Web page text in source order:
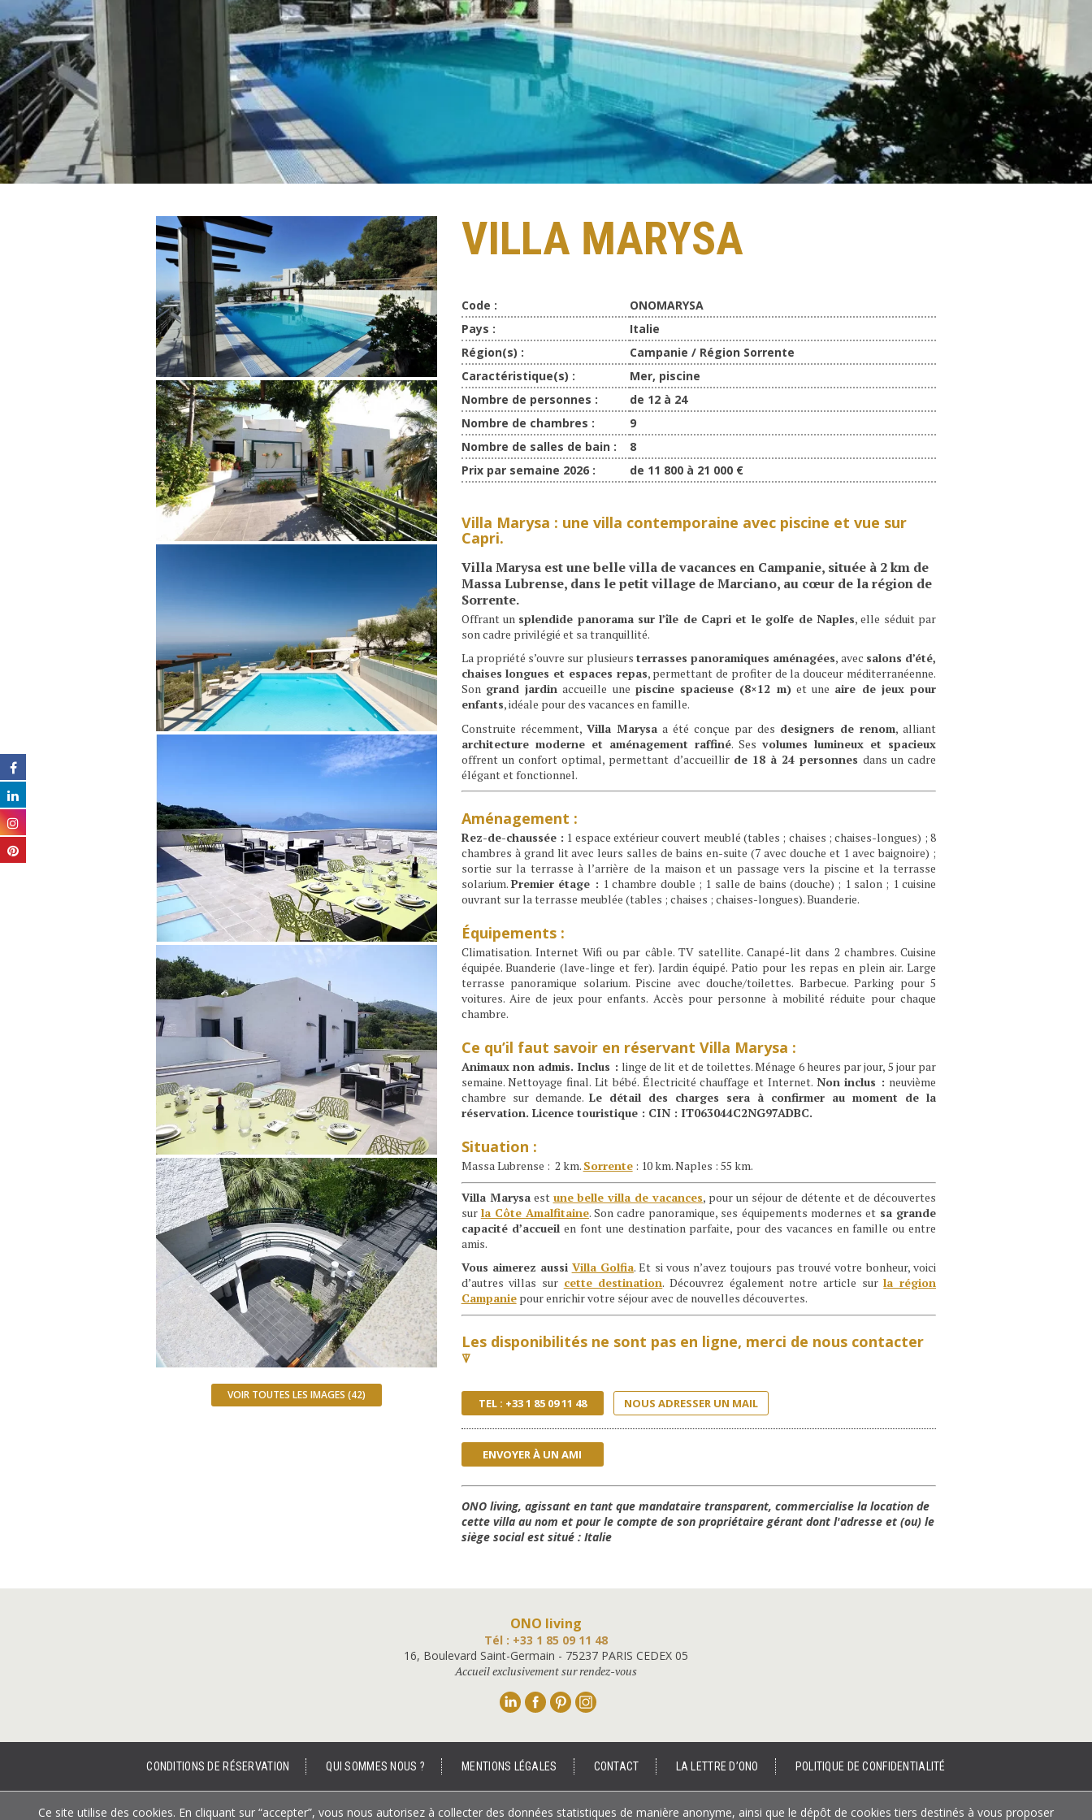
VOIR TOUTES LES IMAGES (42)
VILLA MARYSA
Code :
ONOMARYSA
Pays :
Italie
Région(s) :
Campanie / Région Sorrente
Caractéristique(s) :
Mer, piscine
Nombre de personnes :
de 12 à 24
Nombre de chambres :
9
Nombre de salles de bain :
8
Prix par semaine 2026 :
de 11 800 à 21 000 €
Villa Marysa : une villa contemporaine avec piscine et vue sur
Capri.
Villa Marysaest unebelle villa de vacances en Campanie, située à 2 km de
Massa Lubrense, dans lepetit village de Marciano, au cœur de larégion de
Sorrente.
Offrant un splendide panorama sur l’île de Capri et le golfe de Naples, elle séduit par
son cadre privilégié et sa tranquillité.
La propriété s’ouvre sur plusieurs terrasses panoramiques aménagées, avec salons d’été,
chaises longues et espaces repas, permettant de profiter de la douceur méditerranéenne.
Son grand jardin accueille une piscine spacieuse (8×12 m)et une aire de jeux pour
enfants, idéale pour des vacances en famille.
Construite récemment, Villa Marysaa été conçue par des designers de renom, alliant
architecture moderne et aménagement raffiné. Ses volumes lumineux et spacieux
offrent un confort optimal, permettant d’accueillir de 18 à 24 personnes dans un cadre
élégant et fonctionnel.
Aménagement :
Rez-de-chaussée : 1 espace extérieur couvert meublé (tables ; chaises ; chaises-longues) ; 8
chambres à grand lit avec leurs salles de bains en-suite (7 avec douche et 1 avec baignoire) ;
sortie sur la terrasse à l’arrière de la maison et un passage vers la piscine et la terrasse
solarium. Premier étage : 1 chambre double ; 1 salle de bains (douche) ; 1 salon ; 1 cuisine
ouvrant sur la terrasse meublée (tables ; chaises ; chaises-longues). Buanderie.
Équipements :
Climatisation. Internet Wifi ou par câble. TV satellite. Canapé-lit dans 2 chambres. Cuisine
équipée. Buanderie (lave-linge et fer). Jardin équipé. Patio pour les repas en plein air. Large
terrasse panoramique solarium. Piscine avec douche/toilettes. Barbecue. Parking pour 5
voitures. Aire de jeux pour enfants. Accès pour personne à mobilité réduite pour chaque
chambre.
Ce qu’il faut savoir en réservant Villa Marysa :
Animaux non admis. Inclus : linge de lit et de toilettes. Ménage 6 heures par jour, 5 jour par
semaine. Nettoyage final. Lit bébé. Électricité chauffage et Internet. Non inclus : neuvième
chambre sur demande.Le détail des charges sera à confirmer au moment de la
réservation. Licence touristique : CIN : IT063044C2NG97ADBC.
Situation :
Massa Lubrense : 2 km. Sorrente: 10 km. Naples : 55 km.
Villa Marysaest une belle villa de vacances, pour un séjour de détente et de découvertes
sur la Côte Amalfitaine. Son cadre panoramique, ses équipements modernes et sa grande
capacité d’accueil en font une destination parfaite, pour des vacances en famille ou entre
amis.
Vous aimerez aussi Villa Golfia. Et si vous n’avez toujours pas trouvé votre bonheur, voici
d’autres villas sur cette destination. Découvrez également notre article surla région
Campaniepour enrichir votre séjour avec de nouvelles découvertes.
Les disponibilités ne sont pas en ligne, merci de nous contacter
⍒
TEL : +33 1 85 09 11 48 NOUS ADRESSER UN MAIL
ENVOYER À UN AMI
ONO living, agissant en tant que mandataire transparent, commercialise la location de
cette villa au nom et pour le compte de son propriétaire gérant dont l'adresse et (ou) le
siège social est situé : Italie
ONO living
Tél : +33 1 85 09 11 48
16, Boulevard Saint-Germain - 75237 PARIS CEDEX 05
Accueil exclusivement sur rendez-vous
Linkedin
CONDITIONS DE RÉSERVATION QUI SOMMES NOUS ? MENTIONS LÉGALES CONTACT LA LETTRE D’ONO POLITIQUE DE CONFIDENTIALITÉ
Ce site utilise des cookies. En cliquant sur “accepter”, vous nous autorisez à collecter des données statistiques de manière anonyme, ainsi que le dépôt de cookies tiers destinés à vous proposer